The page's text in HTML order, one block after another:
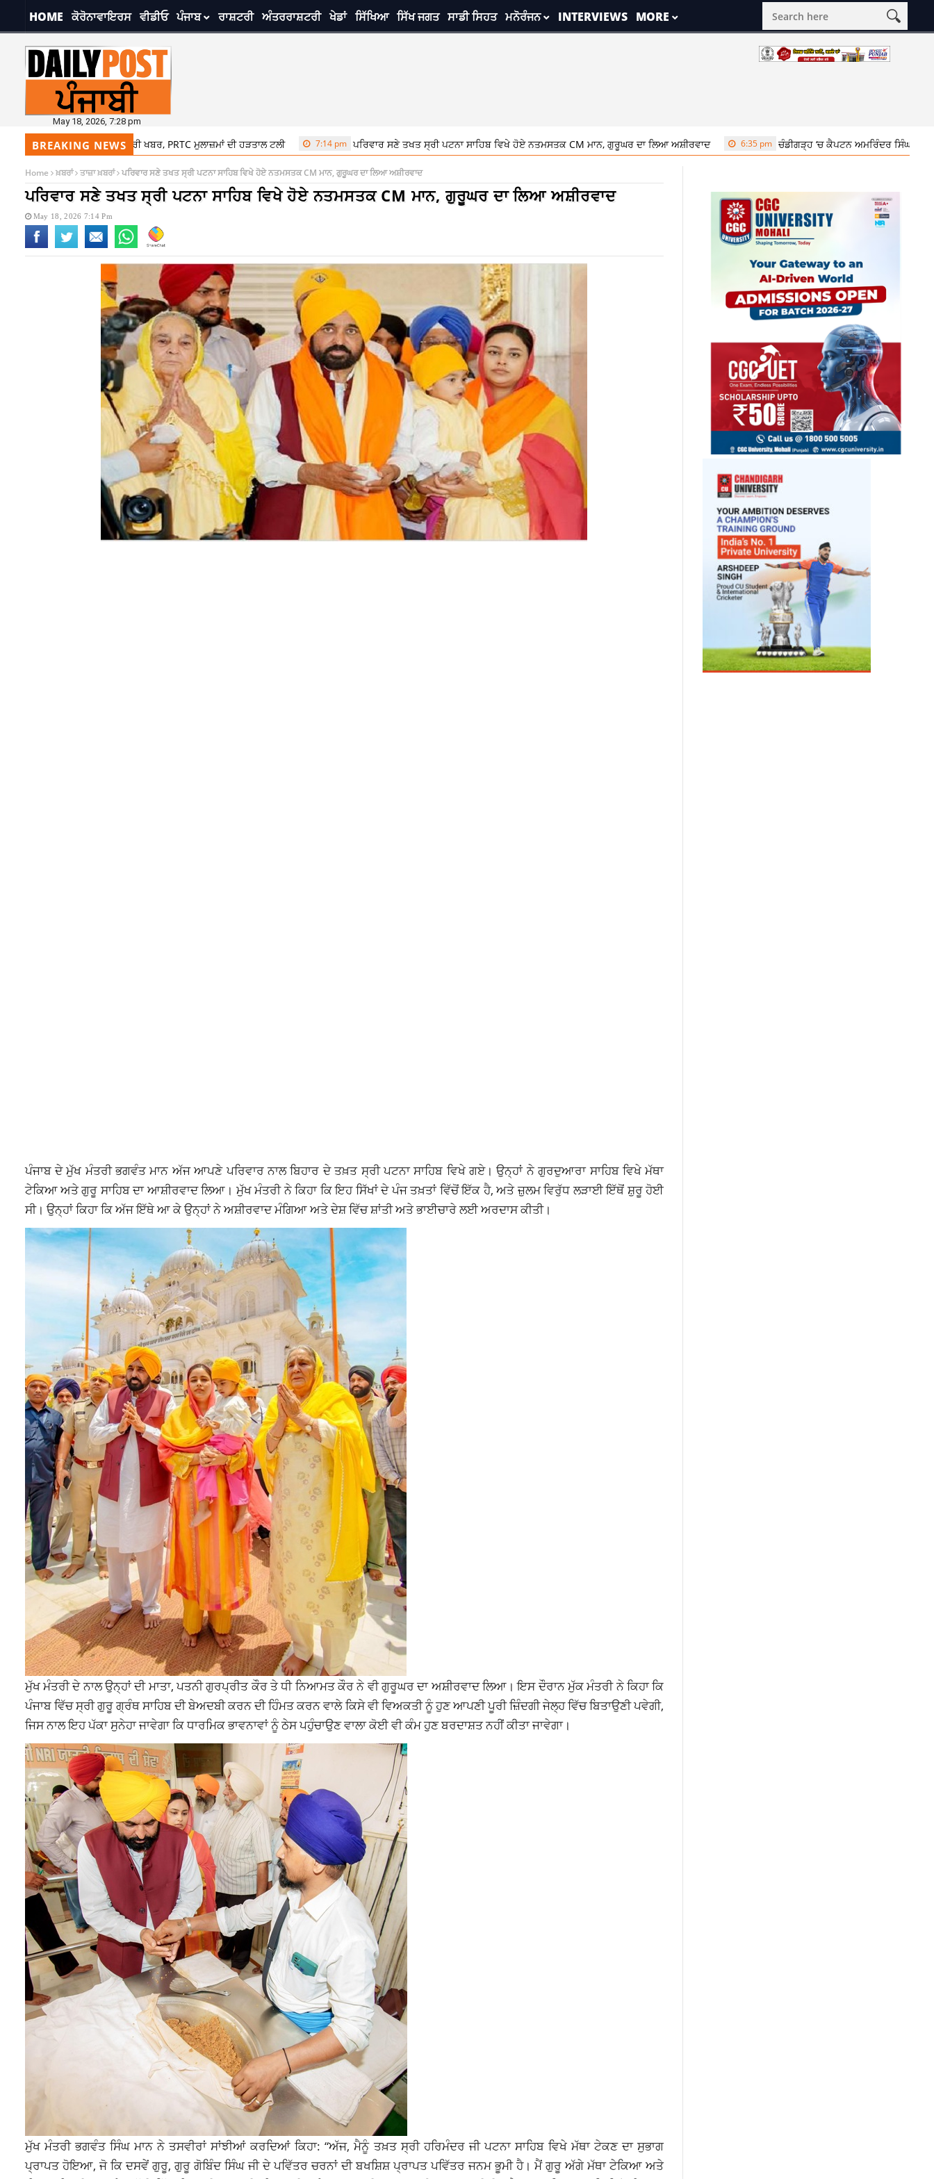
HOME ਕੋਰੋਨਾਵਾਇਰਸ ਵੀਡੀਓ ਪੰਜਾਬ ਰਾਸ਼ਟਰੀ ਅੰਤਰਰਾਸ਼ਟਰੀ ਖੇਡਾਂ ਸਿੱਖਿਆ ਸਿੱਖ ਜਗਤ ਸਾਡੀ ਸਿਹਤ ਮਨੋਰੰਜਨ INTERVIEWS MORE
May 18, 2026, 7:28 pm
BREAKING NEWS
ਲਈ ਰਾਹਤ ਭਰੀ ਖਬਰ, PRTC ਮੁਲਾਜ਼ਮਾਂ ਦੀ ਹੜਤਾਲ ਟਲੀ 7:14 pm ਪਰਿਵਾਰ ਸਣੇ ਤਖਤ ਸ੍ਰੀ ਪਟਨਾ ਸਾਹਿਬ ਵਿਖੇ ਹੋਏ ਨਤਮਸਤਕ CM ਮਾਨ, ਗੁਰੂਘਰ ਦਾ ਲਿਆ ਅਸ਼ੀਰਵਾਦ 6:35 pm ਚੰਡੀਗੜ੍ਹ ‘ਚ ਕੈਪਟਨ ਅਮਰਿੰਦਰ ਸਿੰਘ ਦੇ ਘਰ ਪਹੁੰਚੇ ਡੇਰਾ
Home ਖ਼ਬਰਾਂ ਤਾਜ਼ਾ ਖ਼ਬਰਾਂ ਪਰਿਵਾਰ ਸਣੇ ਤਖਤ ਸ੍ਰੀ ਪਟਨਾ ਸਾਹਿਬ ਵਿਖੇ ਹੋਏ ਨਤਮਸਤਕ CM ਮਾਨ, ਗੁਰੂਘਰ ਦਾ ਲਿਆ ਅਸ਼ੀਰਵਾਦ
ਪਰਿਵਾਰ ਸਣੇ ਤਖਤ ਸ੍ਰੀ ਪਟਨਾ ਸਾਹਿਬ ਵਿਖੇ ਹੋਏ ਨਤਮਸਤਕ CM ਮਾਨ, ਗੁਰੂਘਰ ਦਾ ਲਿਆ ਅਸ਼ੀਰਵਾਦ
May 18, 2026 7:14 Pm
ਪੰਜਾਬ ਦੇ ਮੁੱਖ ਮੰਤਰੀ ਭਗਵੰਤ ਮਾਨ ਅੱਜ ਆਪਣੇ ਪਰਿਵਾਰ ਨਾਲ ਬਿਹਾਰ ਦੇ ਤਖ਼ਤ ਸ੍ਰੀ ਪਟਨਾ ਸਾਹਿਬ ਵਿਖੇ ਗਏ। ਉਨ੍ਹਾਂ ਨੇ ਗੁਰਦੁਆਰਾ ਸਾਹਿਬ ਵਿਖੇ ਮੱਥਾ
ਟੇਕਿਆ ਅਤੇ ਗੁਰੂ ਸਾਹਿਬ ਦਾ ਆਸ਼ੀਰਵਾਦ ਲਿਆ। ਮੁੱਖ ਮੰਤਰੀ ਨੇ ਕਿਹਾ ਕਿ ਇਹ ਸਿੱਖਾਂ ਦੇ ਪੰਜ ਤਖ਼ਤਾਂ ਵਿੱਚੋਂ ਇੱਕ ਹੈ, ਅਤੇ ਜ਼ੁਲਮ ਵਿਰੁੱਧ ਲੜਾਈ ਇੱਥੋਂ ਸ਼ੁਰੂ ਹੋਈ
ਸੀ। ਉਨ੍ਹਾਂ ਕਿਹਾ ਕਿ ਅੱਜ ਇੱਥੇ ਆ ਕੇ ਉਨ੍ਹਾਂ ਨੇ ਅਸ਼ੀਰਵਾਦ ਮੰਗਿਆ ਅਤੇ ਦੇਸ਼ ਵਿੱਚ ਸ਼ਾਂਤੀ ਅਤੇ ਭਾਈਚਾਰੇ ਲਈ ਅਰਦਾਸ ਕੀਤੀ।
ਮੁੱਖ ਮੰਤਰੀ ਦੇ ਨਾਲ ਉਨ੍ਹਾਂ ਦੀ ਮਾਤਾ, ਪਤਨੀ ਗੁਰਪ੍ਰੀਤ ਕੌਰ ਤੇ ਧੀ ਨਿਆਮਤ ਕੌਰ ਨੇ ਵੀ ਗੁਰੂਘਰ ਦਾ ਅਸ਼ੀਰਵਾਦ ਲਿਆ। ਇਸ ਦੌਰਾਨ ਮੁੱਕ ਮੰਤਰੀ ਨੇ ਕਿਹਾ ਕਿ
ਪੰਜਾਬ ਵਿੱਚ ਸ੍ਰੀ ਗੁਰੂ ਗ੍ਰੰਥ ਸਾਹਿਬ ਦੀ ਬੇਅਦਬੀ ਕਰਨ ਦੀ ਹਿੰਮਤ ਕਰਨ ਵਾਲੇ ਕਿਸੇ ਵੀ ਵਿਅਕਤੀ ਨੂੰ ਹੁਣ ਆਪਣੀ ਪੂਰੀ ਜ਼ਿੰਦਗੀ ਜੇਲ੍ਹ ਵਿੱਚ ਬਿਤਾਉਣੀ ਪਵੇਗੀ,
ਜਿਸ ਨਾਲ ਇਹ ਪੱਕਾ ਸੁਨੇਹਾ ਜਾਵੇਗਾ ਕਿ ਧਾਰਮਿਕ ਭਾਵਨਾਵਾਂ ਨੂੰ ਠੇਸ ਪਹੁੰਚਾਉਣ ਵਾਲਾ ਕੋਈ ਵੀ ਕੰਮ ਹੁਣ ਬਰਦਾਸ਼ਤ ਨਹੀਂ ਕੀਤਾ ਜਾਵੇਗਾ।
ਮੁੱਖ ਮੰਤਰੀ ਭਗਵੰਤ ਸਿੰਘ ਮਾਨ ਨੇ ਤਸਵੀਰਾਂ ਸਾਂਝੀਆਂ ਕਰਦਿਆਂ ਕਿਹਾ: “ਅੱਜ, ਮੈਨੂੰ ਤਖ਼ਤ ਸ੍ਰੀ ਹਰਿਮੰਦਰ ਜੀ ਪਟਨਾ ਸਾਹਿਬ ਵਿਖੇ ਮੱਥਾ ਟੇਕਣ ਦਾ ਸੁਭਾਗ
ਪ੍ਰਾਪਤ ਹੋਇਆ, ਜੋ ਕਿ ਦਸਵੇਂ ਗੁਰੂ, ਗੁਰੂ ਗੋਬਿੰਦ ਸਿੰਘ ਜੀ ਦੇ ਪਵਿੱਤਰ ਚਰਨਾਂ ਦੀ ਬਖਸ਼ਿਸ਼ ਪ੍ਰਾਪਤ ਪਵਿੱਤਰ ਜਨਮ ਭੂਮੀ ਹੈ। ਮੈਂ ਗੁਰੂ ਅੱਗੇ ਮੱਥਾ ਟੇਕਿਆ ਅਤੇ